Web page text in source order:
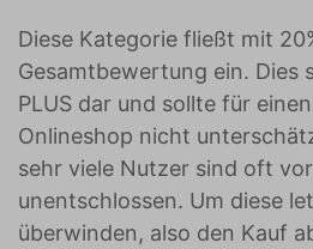
Diese Kategorie fließt mit
Gesamtbewertung ein. Dies
PLUS dar und sollte für
Onlineshop nicht
sehr viele Nutzer sind oft
unentschlossen. Um diese
überwinden, also den Kauf